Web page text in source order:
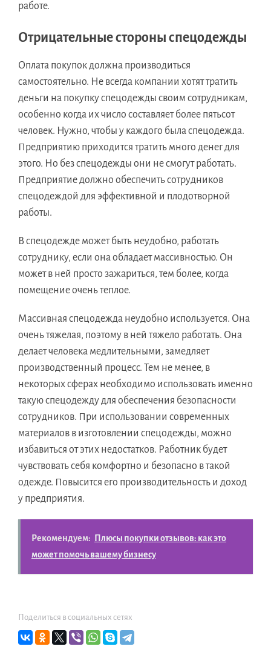
работе.
Отрицательные стороны спецодежды
Оплата покупок должна производиться
самостоятельно. Не всегда компании хотят тратить
деньги на покупку спецодежды своим сотрудникам,
особенно когда их число составляет более пятьсот
человек. Нужно, чтобы у каждого была спецодежда.
Предприятию приходится тратить много денег для
этого. Но без спецодежды они не смогут работать.
Предприятие должно обеспечить сотрудников
спецодеждой для эффективной и плодотворной
работы.
В спецодежде может быть неудобно, работать
сотруднику, если она обладает массивностью. Он
может в ней просто зажариться, тем более, когда
помещение очень теплое.
Массивная спецодежда неудобно используется. Она
очень тяжелая, поэтому в ней тяжело работать. Она
делает человека медлительными, замедляет
производственный процесс. Тем не менее, в
некоторых сферах необходимо использовать именно
такую спецодежду для обеспечения безопасности
сотрудников. При использовании современных
материалов в изготовлении спецодежды, можно
избавиться от этих недостатков. Работник будет
чувствовать себя комфортно и безопасно в такой
одежде. Повысится его производительность и доход
у предприятия.
Рекомендуем:
Плюсы покупки отзывов: как это
может помочь вашему бизнесу
Поделиться в социальных сетях